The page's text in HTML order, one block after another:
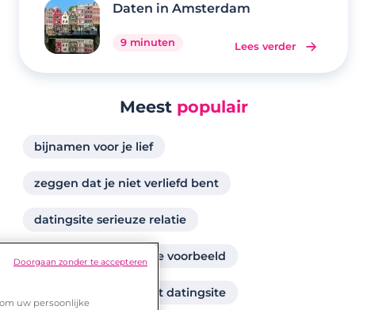
Daten in Amsterdam
9 minuten Lees verder
Meest populair
bijnamen voor je lief
zeggen dat je niet verliefd bent
datingsite serieuze relatie
profieltekst datingsite voorbeeld
voorbeeld profieltekst datingsite
uw persoonlijke
Doorgaan zonder te accepteren